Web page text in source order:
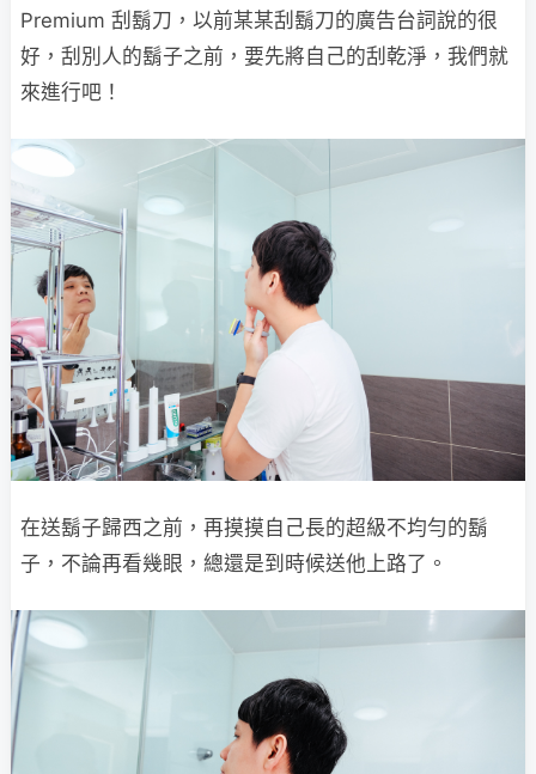
Premium 刮鬍刀，以前某某刮鬍刀的廣告台詞說的很
好，刮別人的鬍子之前，要先將自己的刮乾淨，我們就
來進行吧！
在送鬍子歸西之前，再摸摸自己長的超級不均勻的鬍
子，不論再看幾眼，總還是到時候送他上路了。